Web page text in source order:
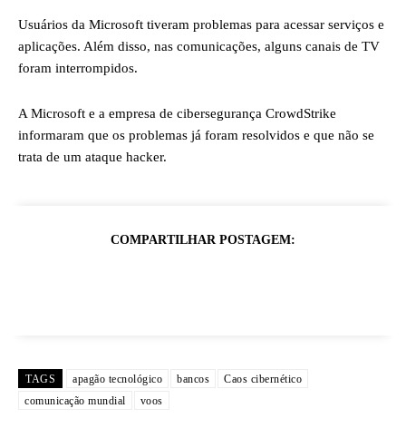
Usuários da Microsoft tiveram problemas para acessar serviços e
aplicações. Além disso, nas comunicações, alguns canais de TV
foram interrompidos.
A Microsoft e a empresa de cibersegurança CrowdStrike
informaram que os problemas já foram resolvidos e que não se
trata de um ataque hacker.
COMPARTILHAR POSTAGEM:
TAGS apagão tecnológico bancos
Caos cibernético
comunicação mundial
voos